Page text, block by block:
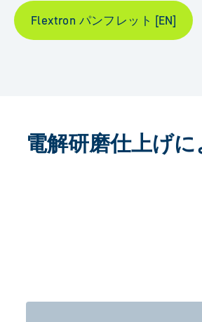
Flextron パンフレット [EN]
電解研磨仕上げ